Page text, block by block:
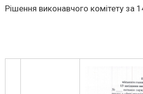
Рішення виконавчого комітету за